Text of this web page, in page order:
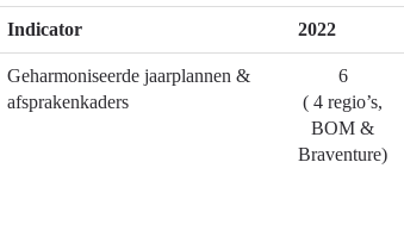
Indicator 2022
Geharmoniseerde jaarplannen &
afsprakenkaders
6
( 4 regio’s,
BOM &
Braventure)